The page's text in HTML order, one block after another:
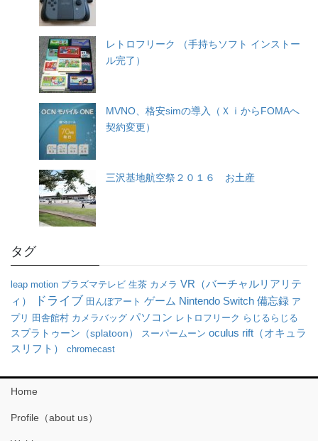
レトロフリーク （手持ちソフト インストー
ル完了）
MVNO、格安simの導入（ＸｉからFOMAへ
契約変更）
三沢基地航空祭２０１６ お土産
タグ
leap motion プラズマテレビ 生茶 カメラ VR（バーチャルリアリテ
ィ）
ドライブ 田んぼアート ゲーム Nintendo Switch 備忘録 ア
プリ 田舎館村 カメラバッグ パソコン レトロフリーク らじるらじる
スプラトゥーン（splatoon）
スーパームーン oculus rift（オキュラ
スリフト）
chromecast
Home
Profile（about us）